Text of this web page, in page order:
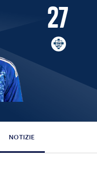
27
Posch
NOTIZIE